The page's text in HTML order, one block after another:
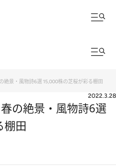
絶景・風物詩6選 15,000株の芝桜が彩る棚田
2022.3.28
の絶景・風物詩6選
棚田